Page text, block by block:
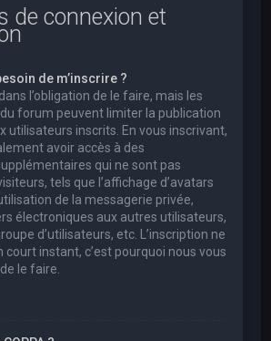
de connexion et
de m’inscrire ?
l’obligation de le faire, mais les
forum peuvent limiter la publication
utilisateurs inscrits. En vous inscrivant,
avoir accès à des
qui ne sont pas
tels que l’affichage d’avatars
de la messagerie privée,
électroniques aux autres utilisateurs,
d’utilisateurs, etc. L’inscription ne
court instant, c’est pourquoi nous vous
le faire.